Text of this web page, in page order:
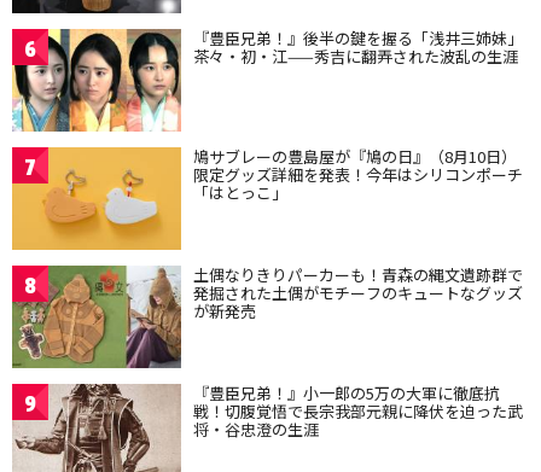
6 『豊臣兄弟！』後半の鍵を握る「浅井三姉妹」
茶々・初・江——秀吉に翻弄された波乱の生涯
7 鳩サブレーの豊島屋が『鳩の日』（8月10日）
限定グッズ詳細を発表！今年はシリコンポーチ
「はとっこ」
8 土偶なりきりパーカーも！青森の縄文遺跡群で
発掘された土偶がモチーフのキュートなグッズ
が新発売
9 『豊臣兄弟！』小一郎の5万の大軍に徹底抗
戦！切腹覚悟で長宗我部元親に降伏を迫った武
将・谷忠澄の生涯